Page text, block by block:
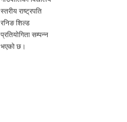
स्तरीय राष्ट्रपति
रनिङ शिल्ड
प्रतियोगिता सम्पन्न
भएको छ।